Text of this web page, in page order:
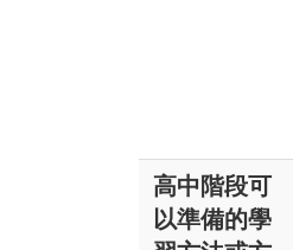
高中階段可
以準備的學